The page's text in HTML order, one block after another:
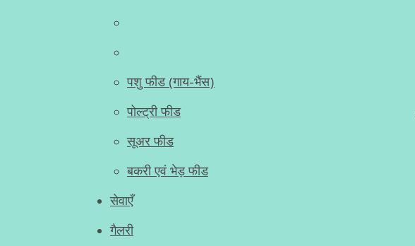
पशु फीड (गाय-भैंस)
पोल्ट्री फीड
सूअर फीड
बकरी एवं भेड़ फीड
सेवाएँ
गैलरी